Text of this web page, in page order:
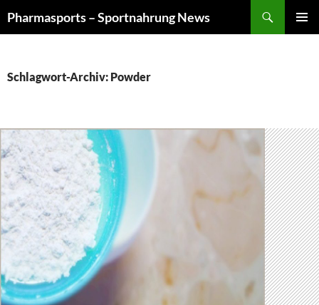
Inhalt
Pharmasports – Sportnahrung News
Schlagwort-Archiv: Powder